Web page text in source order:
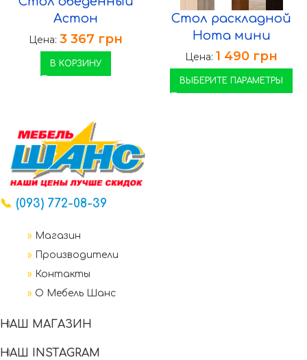
Астон
Цена: 3 367 грн
В КОРЗИНУ
Стол раскладной
Нота мини
Цена: 1 490 грн
ВЫБЕРИТЕ ПАРАМЕТРЫ
📞 (093) 772-08-39
» Магазин
»
Производители
» Контакты
» О Мебель Шанс
НАШ МАГАЗИН
НАШ INSTAGRAM